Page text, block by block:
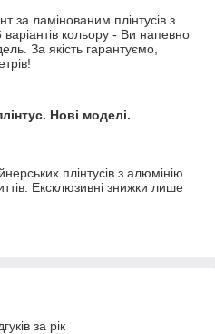
за ламінованим плінтусів з
кольору - Ви напевно
За якість гарантуємо,
Нові моделі.
плінтусів з алюмінію.
Ексклюзивні знижки лише
за рік